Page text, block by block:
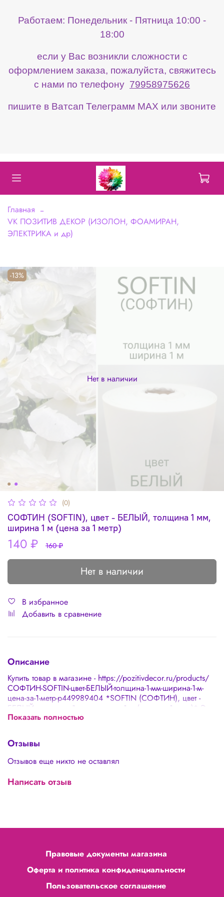
Работаем: Понедельник - Пятница 10:00 -
18:00
если у Вас возникли сложности с
оформлением заказа, пожалуйста, свяжитесь
с нами по телефону 79958975626
пишите в Ватсап Телеграмм МАХ или звоните
Главная
VK ПОЗИТИВ ДЕКОР (ИЗОЛОН, ФОАМИРАН,
ЭЛЕКТРИКА и др)
Нет в наличии
-13%
(0)
СОФТИН (SOFTIN), цвет - БЕЛЫЙ, толщина 1 мм,
ширина 1 м (цена за 1 метр)
140 ₽ 160 ₽
Нет в наличии
В избранное
Добавить в сравнение
Описание
Купить товар в магазине - https://pozitivdecor.ru/products/
СОФТИН-SOFTIN-цвет-БЕЛЫЙ-толщина-1-мм-ширина-1-м-
цена-за-1-метр-p449989404 *SOFTIN (СОФТИН), цвет -
БЕЛЫЙ, толщина 1 мм, ширина 1 м (цена за 1 метр)* Это
новый уникальный материал для создания цветочного
ЭВА! При производстве данного материала используется
ППЭ И ЭВА в соотношении 2/1! Подходит для
изготовления светильников! (Отличная
светопропускаемость светлых расцветок *ВАЖНО: Мы
продаем Софтин от трех метров!*
Показать полностью
Отзывы
Отзывов еще никто не оставлял
Написать отзыв
Правовые документы магазина
Оферта и политика конфиденциальности
Пользовательское соглашение